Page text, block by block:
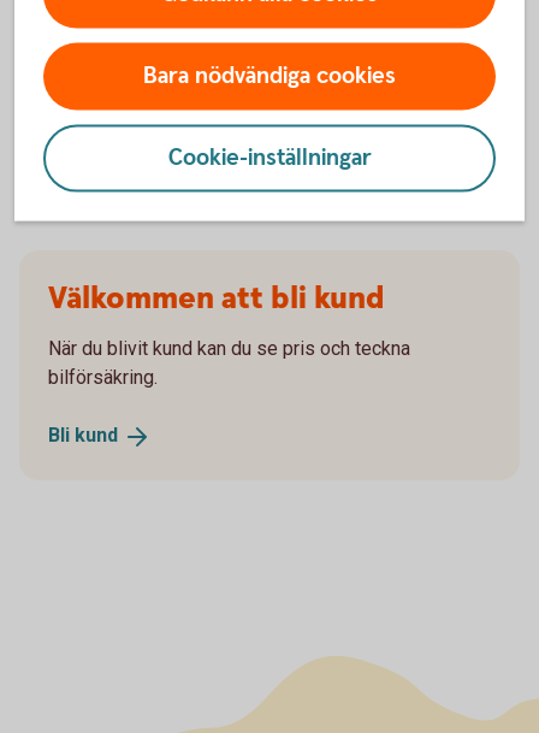
Gäller bilförsäkringen utanför Sverige?
Täcker försäkringen viltolyckor?
Vilka bilar har en vagnskadegaranti?
Välkommen att bli kund
När du blivit kund kan du se pris och teckna
bilförsäkring.
Bli kund
Bara nödvändiga cookies
Cookie-inställningar